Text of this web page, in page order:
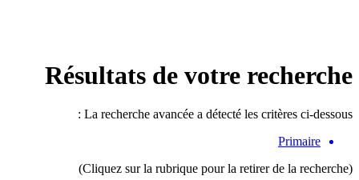
Résultats de votre recherche
La recherche avancée a détecté les critères ci-dessous :
Primaire
(Cliquez sur la rubrique pour la retirer de la recherche)